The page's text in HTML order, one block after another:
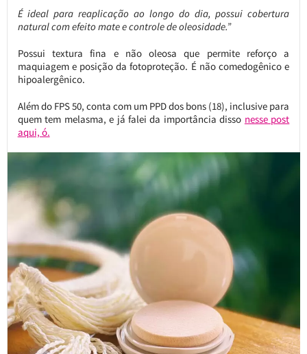
É ideal para reaplicação ao longo do dia, possui cobertura
natural com efeito mate e controle de oleosidade.”
Possui textura fina e não oleosa que permite reforço a
maquiagem e posição da fotoproteção. É não comedogênico e
hipoalergênico.
Além do FPS 50, conta com um PPD dos bons (18), inclusive para
quem tem melasma, e já falei da importância disso nesse post
aqui, ó.